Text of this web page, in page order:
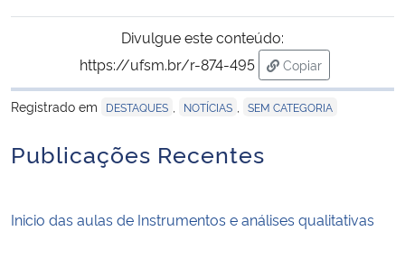
Controladoria-Geral da União
Ministério da Mulher, da Família e dos Direitos Humanos
Secretaria-Geral
Secretaria de Governo
Divulgue este conteúdo:
https://ufsm.br/r-874-495
Copiar
para área de
Registrado em
DESTAQUES NOTÍCIAS SEM CATEGORIA
Publicações Recentes
Inicio das aulas de Instrumentos e análises qualitativas